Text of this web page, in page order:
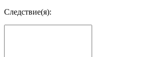
Следствие(я):